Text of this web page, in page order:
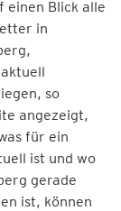
einen Blick alle
in
so
angezeigt,
für ein
ist und wo
gerade
ist, können